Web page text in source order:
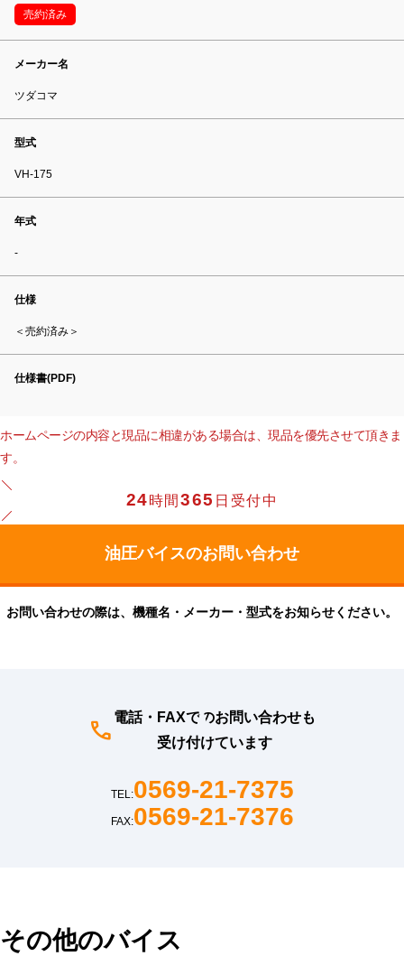
売約済み
メーカー名
ツダコマ
型式
VH-175
年式
-
仕様
＜売約済み＞
仕様書(PDF)
ホームページの内容と現品に相違がある場合は、現品を優先させて頂きま
す。
24時間365 日受付中
お問い合わせの際は、機種名・メーカー・型式をお知らせください。
電話・FAXでのお問い合わせも
受け付けています
TEL:0569-21-7375
FAX:0569-21-7376
その他のバイス